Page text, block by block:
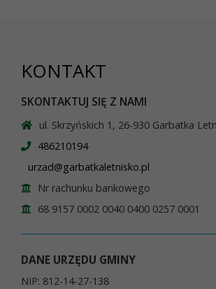
KONTAKT
SKONTAKTUJ SIĘ Z NAMI
ul. Skrzyńskich 1, 26-930 Garbatka
486210194
urzad@garbatkaletnisko.pl
Nr rachunku bankowego
68 9157 0002 0040 0400 0257 0001
DANE URZĘDU GMINY
NIP: 812-14-27-138